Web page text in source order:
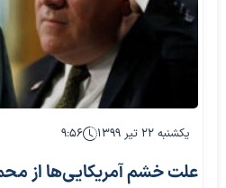
یکشنبه ۲۲ تیر ۱۳۹۹ ۹:۵۶
علت خشم آمریکایی‌ها از